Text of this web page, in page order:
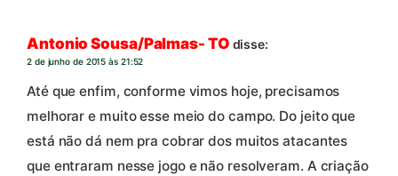
Antonio Sousa/Palmas- TO disse:
2 de junho de 2015 às 21:52
Até que enfim, conforme vimos hoje, precisamos
melhorar e muito esse meio do campo. Do jeito que
está não dá nem pra cobrar dos muitos atacantes
que entraram nesse jogo e não resolveram. A criação